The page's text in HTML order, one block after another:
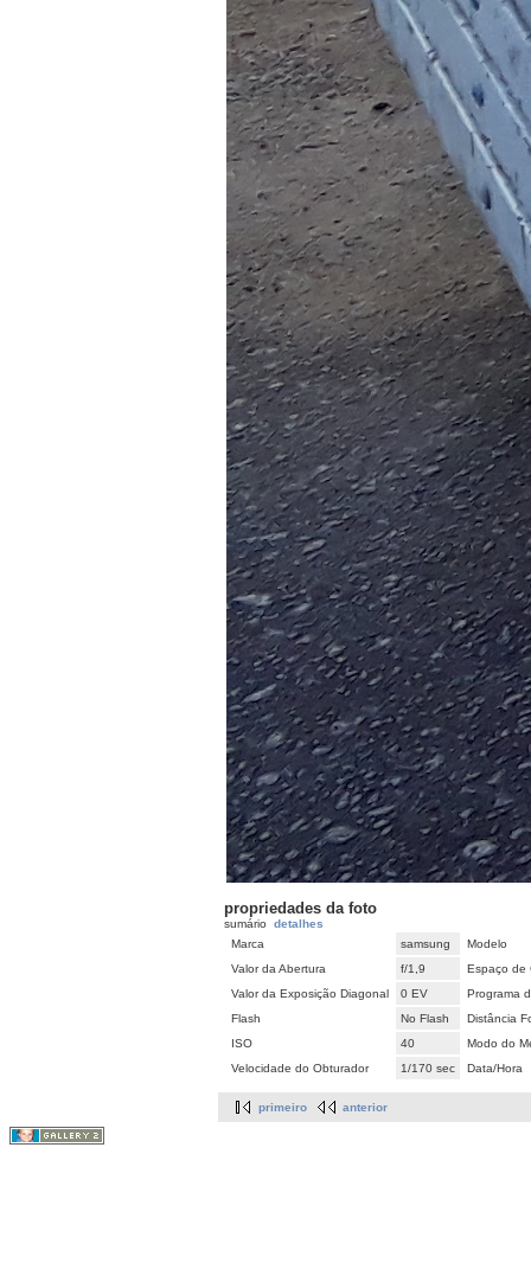
propriedades da foto
sumário detalhes
Marca
samsung
Modelo
Valor da Abertura
f/1,9
Espaço de
Valor da Exposição Diagonal
0 EV
Programa
Flash
No Flash
Distância
ISO
40
Modo do
Velocidade do Obturador
1/170 sec Data/Hora
primeiro anterior